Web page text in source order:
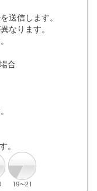
送信します。
なります。
合
。